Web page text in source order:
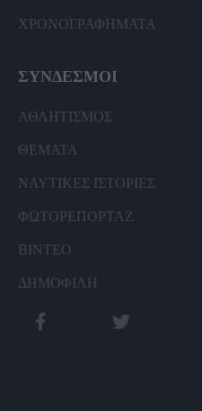
ΧΡΟΝΟΓΡΑΦΗΜΑΤΑ
ΣΥΝΔΕΣΜΟΙ
ΑΘΛΗΤΙΣΜΟΣ
ΘΕΜΑΤΑ
ΝΑΥΤΙΚΕΣ ΙΣΤΟΡΙΕΣ
ΦΩΤΟΡΕΠΟΡΤΑΖ
ΒΙΝΤΕΟ
ΔΗΜΟΦΙΛΗ